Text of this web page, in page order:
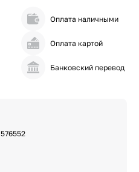
Оплата наличными
Оплата картой
Банковский перевод
576552